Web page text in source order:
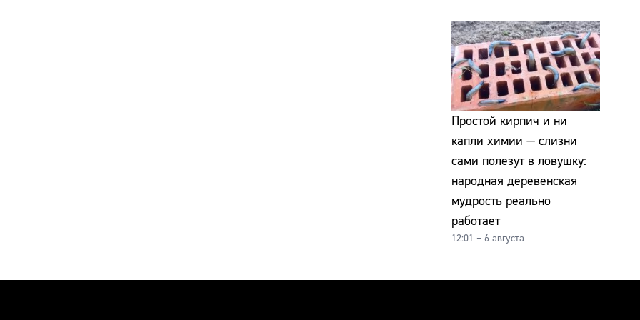
Простой кирпич и ни
капли химии — слизни
сами полезут в ловушку:
народная деревенская
мудрость реально
работает
12:01 – 6 августа